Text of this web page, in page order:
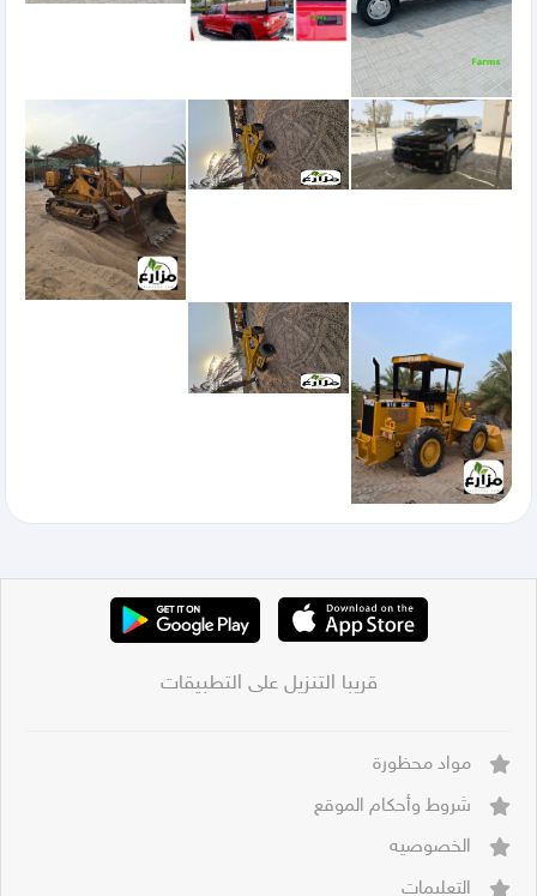
قريبا التنزيل على التطبيقات
مواد محظورة
شروط وأحكام الموقع
الخصوصيه
التعليمات